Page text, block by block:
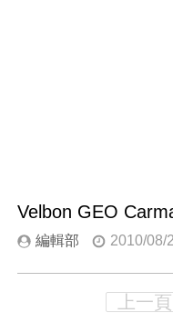
Velbon GEO
編輯部 2010/08/
上一頁